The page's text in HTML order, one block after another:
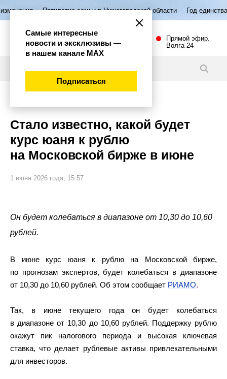
семьи в Нижегородской области Год единства народов России
Прямой эфир.
Волга 24
Стало известно, какой будет
курс юаня к рублю
на Московской бирже в июне
1 июня 2026 года, 15:57
Он будет колебаться в диапазоне от 10,30 до 10,60
рублей.
В июне курс юаня к рублю на Московской бирже,
по прогнозам экспертов, будет колебаться в диапазоне
от 10,30 до 10,60 рублей. Об этом сообщает РИАМО.
Так, в июне текущего года он будет колебаться
в диапазоне от 10,30 до 10,60 рублей. Поддержку рублю
окажут пик налогового периода и высокая ключевая
ставка, что делает рублевые активы привлекательными
для инвесторов.
Самые интересные
новости и эксклюзивы —
в нашем канале МАХ
Подписаться